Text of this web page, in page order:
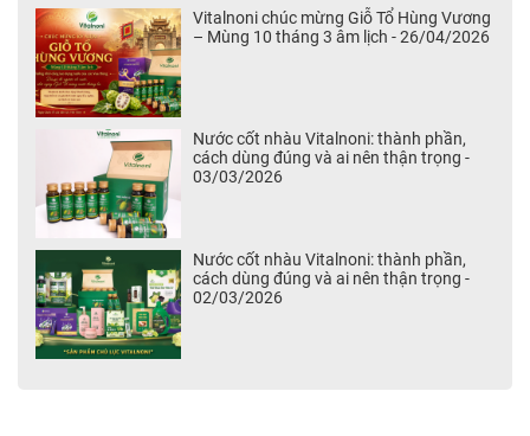
Vitalnoni chúc mừng Giỗ Tổ Hùng Vương
– Mùng 10 tháng 3 âm lịch - 26/04/2026
Nước cốt nhàu Vitalnoni: thành phần,
cách dùng đúng và ai nên thận trọng -
03/03/2026
Nước cốt nhàu Vitalnoni: thành phần,
cách dùng đúng và ai nên thận trọng -
02/03/2026